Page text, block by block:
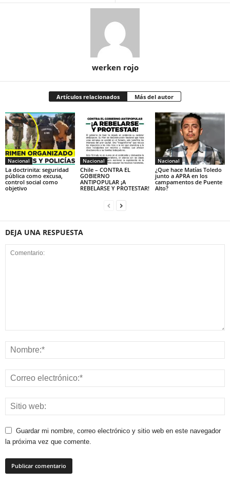
werken rojo
Artículos relacionados Más del autor
Nacional
La doctrinita: seguridad
pública como excusa,
control social como
objetivo
Nacional
Chile – CONTRA EL
GOBIERNO
ANTIPOPULAR ¡A
REBELARSE Y PROTESTAR!
Nacional
¿Que hace Matías Toledo
junto a APRA en los
campamentos de Puente
Alto?
DEJA UNA RESPUESTA
Guardar mi nombre, correo electrónico y sitio web en este navegador
la próxima vez que comente.